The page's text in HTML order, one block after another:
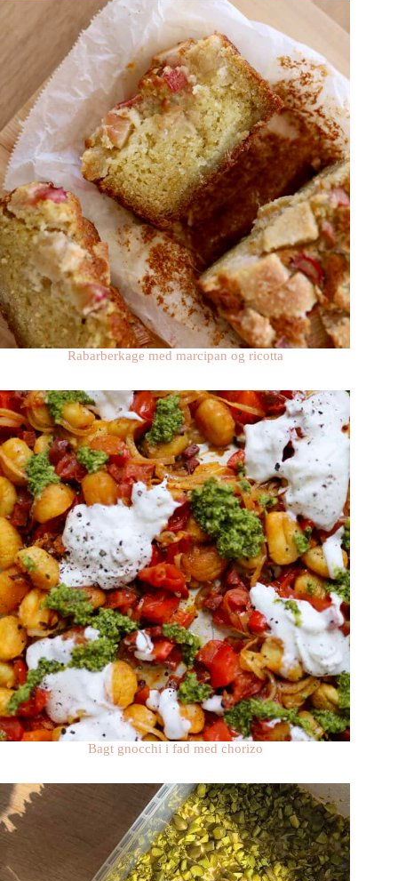
Rabarberkage med marcipan og ricotta
Bagt gnocchi i fad med chorizo